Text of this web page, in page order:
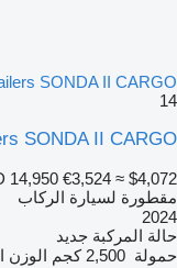
SONDA II CARGO
14
SONDA II CARGO
14,950 €3,524 ≈ $4,072
مقطورة لسيارة الركاب
2024
حالة المركبة جديد
حمولة 2,500 كجم الوزن